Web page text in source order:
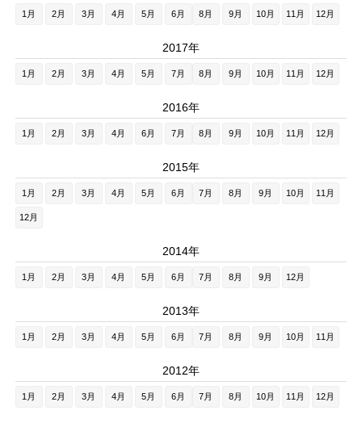
1月 2月 3月 4月 5月 6月 8月 9月 10月 11月 12月
2017年
1月 2月 3月 4月 5月 7月 8月 9月 10月 11月 12月
2016年
1月 2月 3月 4月 6月 7月 8月 9月 10月 11月 12月
2015年
1月 2月 3月 4月 5月 6月 7月 8月 9月 10月 11月
12月
2014年
1月 2月 3月 4月 5月 6月 7月 8月 9月 12月
2013年
1月 2月 3月 4月 5月 6月 7月 8月 9月 10月 11月
2012年
1月 2月 3月 4月 5月 6月 7月 8月 10月 11月 12月